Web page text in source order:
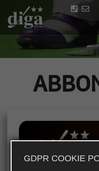
GDPR COOKIE